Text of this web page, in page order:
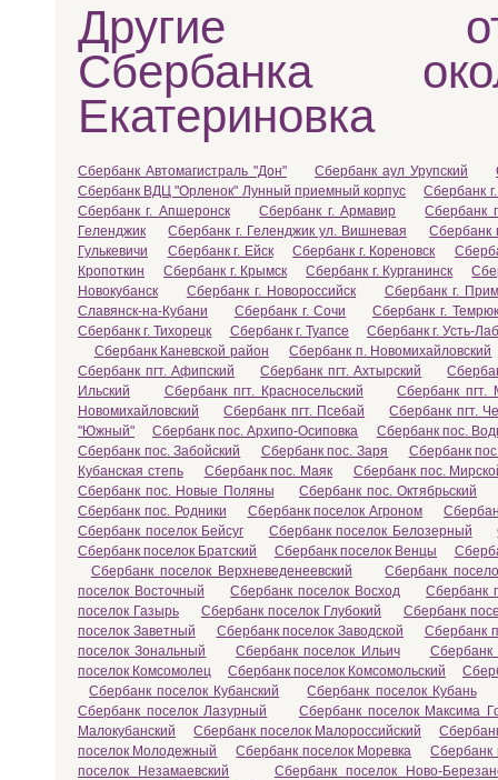
Другие
Сбербанка
Екатериновка
Сбербанк Автомагистраль "Дон" Сбербанк аул Урупский
Сбербанк ВДЦ "Орленок" Лунный приемный корпус
Сбербанк
Сбербанк г. Апшеронск
Сбербанк г. Армавир
Сбербанк
Геленджик
Сбербанк г. Геленджик ул. Вишневая
Сбербанк
Гулькевичи
Сбербанк г. Ейск Сбербанк г. Кореновск
Кропоткин
Сбербанк г. Крымск Сбербанк г. Курганинск
Новокубанск
Сбербанк г. Новороссийск
Сбербанк г.
Славянск-на-Кубани
Сбербанк г. Сочи
Сбербанк г. Темрюк
Сбербанк г. Тихорецк
Сбербанк г. Туапсе
Сбербанк г. Усть-
Сбербанк Каневской район
Сбербанк п. Новомихайловский
Сбербанк пгт. Афипский
Сбербанк пгт. Ахтырский
Ильский
Сбербанк пгт. Красносельский
Сбербанк пгт.
Новомихайловский
Сбербанк пгт. Псебай
Сбербанк пгт.
"Южный"
Сбербанк пос. Архипо-Осиповка
Сбербанк пос.
Сбербанк пос. Забойский
Сбербанк пос. Заря
Сбербанк
Кубанская степь
Сбербанк пос. Маяк
Сбербанк пос.
Сбербанк пос. Новые Поляны
Сбербанк пос. Октябрьский
Сбербанк пос. Родники
Сбербанк поселок Агроном
Сбербанк поселок Бейсуг
Сбербанк поселок Белозерный
Сбербанк поселок Братский
Сбербанк поселок Венцы
Сбербанк поселок Верхневеденеевский
Сбербанк
поселок Восточный
Сбербанк поселок Восход
Сбербанк
поселок Газырь
Сбербанк поселок Глубокий
Сбербанк
поселок Заветный
Сбербанк поселок Заводской
Сбербанк
поселок Зональный
Сбербанк поселок Ильич
Сбербанк
поселок Комсомолец
Сбербанк поселок Комсомольский
Сбербанк поселок Кубанский
Сбербанк поселок Кубань
Сбербанк поселок Лазурный
Сбербанк поселок Максима
Малокубанский
Сбербанк поселок Малороссийский
поселок Молодежный
Сбербанк поселок Моревка
Сбербанк
поселок Незамаевский
Сбербанк поселок Ново-